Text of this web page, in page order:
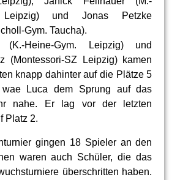
Leipzig) und Jonas Petzke
Gym. Taucha).
Heine-Gym. Leipzig) und
(Montessori-SZ Leipzig) kamen
knapp dahinter auf die Plätze 5
Luca dem Sprung auf das
nahe. Er lag vor der letzten
Platz 2.
gingen 18 Spieler an den
waren auch Schüler, die das
überschritten haben.